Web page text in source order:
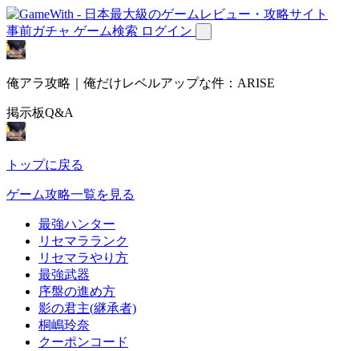
事前ガチャ ゲーム検索 ログイン
俺アラ攻略｜俺だけレベルアップな件：ARISE
掲示板Q&A
トップに戻る
ゲーム攻略一覧を見る
最強ハンター
リセマラランク
リセマラやり方
最強武器
序盤の進め方
影の君主(継承者)
桐嶋玲奈
クーポンコード